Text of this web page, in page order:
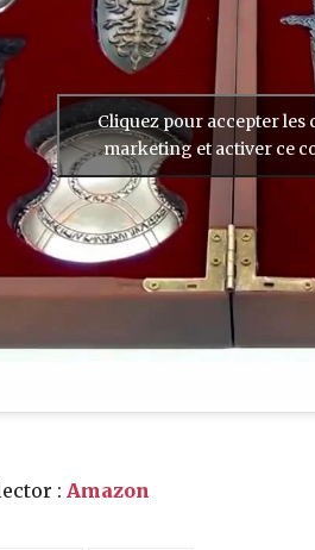
Cliquez pour accepter les
marketing et activer ce
: Amazon